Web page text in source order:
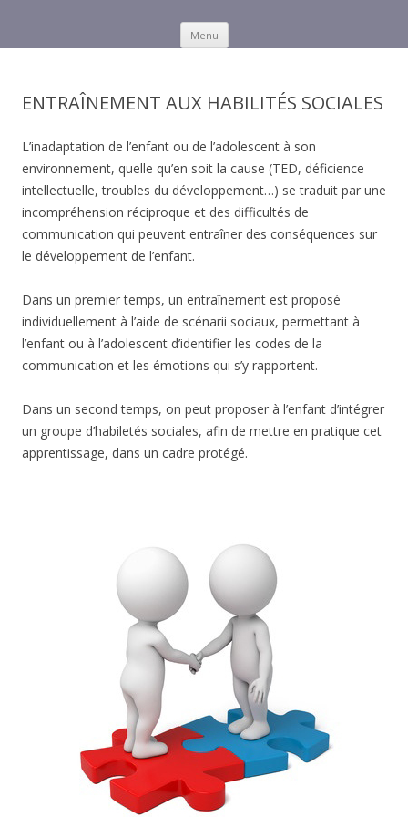
Menu
Skip to content
apprentissages
ENTRAÎNEMENT AUX HABILITÉS SOCIALES
L’inadaptation de l’enfant ou de l’adolescent à son
environnement, quelle qu’en soit la cause (TED, déficience
intellectuelle, troubles du développement…) se traduit par une
incompréhension réciproque et des difficultés de
communication qui peuvent entraîner des conséquences sur
le développement de l’enfant.
Dans un premier temps, un entraînement est proposé
individuellement à l’aide de scénarii sociaux, permettant à
l’enfant ou à l’adolescent d’identifier les codes de la
communication et les émotions qui s’y rapportent.
Dans un second temps, on peut proposer à l’enfant d’intégrer
un groupe d’habiletés sociales, afin de mettre en pratique cet
apprentissage, dans un cadre protégé.